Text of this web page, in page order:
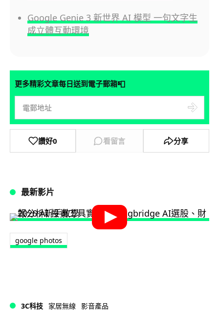
Google Genie 3 新世界 AI 模型 一句文字生
成立體互動環境
更多精彩文章每日送到電子郵箱📮
讚好0 看留言 分享
最新影片
google photos
3C科技 家居無線 影音產品